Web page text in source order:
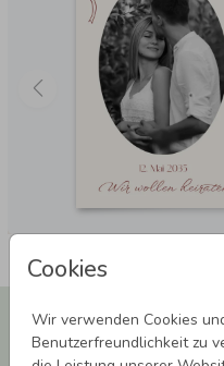
Cookies
Wir verwenden Cookies
Benutzerfreundlichkeit zu
Newsletter
sichern!